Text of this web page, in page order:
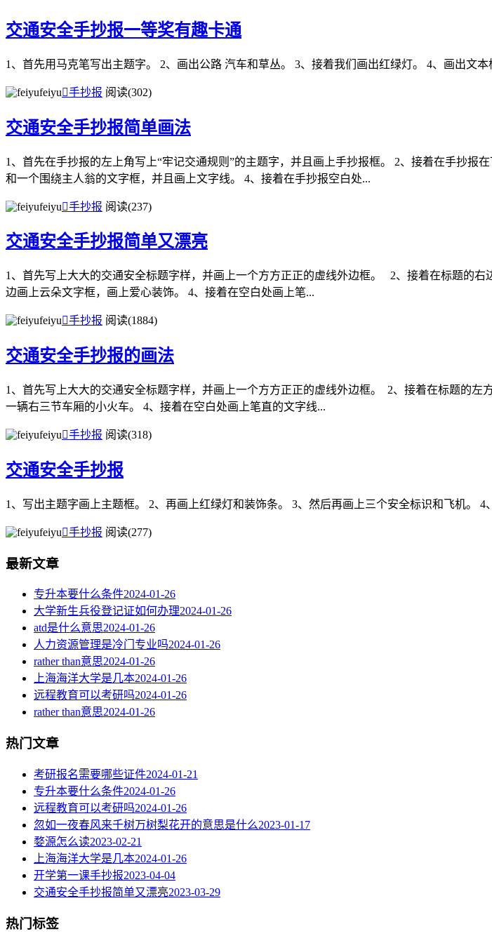
交通安全手抄报一等奖有趣卡通
1、首先用马克笔写出主题字。 2、画出公路 汽车和草丛。 3、接着我们画出红绿灯。 4、画出文
feiyu手抄报 阅读(302)
交通安全手抄报简单画法
1、首先在手抄报的左上角写上“牢记交通规则”的主题字，并且画上手抄报框。 2、接着在手抄
和一个围绕主人翁的文字框，并且画上文字线。 4、接着在手抄报空白处...
feiyu手抄报 阅读(237)
交通安全手抄报简单又漂亮
1、首先写上大大的交通安全标题字样，并画上一个方方正正的虚线外边框。 2、接着在标题的
边画上云朵文字框，画上爱心装饰。 4、接着在空白处画上笔...
feiyu手抄报 阅读(1884)
​交通安全手抄报的画法
1、首先写上大大的交通安全标题字样，并画上一个方方正正的虚线外边框。 2、接着在标题的
一辆右三节车厢的小火车。 4、接着在空白处画上笔直的文字线...
feiyu手抄报 阅读(318)
交通安全手抄报
1、写出主题字画上主题框。 2、再画上红绿灯和装饰条。 3、然后再画上三个安全标识和飞机。 4
feiyu手抄报 阅读(277)
最新文章
专升本要什么条件2024-01-26
大学新生兵役登记证如何办理2024-01-26
atd是什么意思2024-01-26
人力资源管理是冷门专业吗2024-01-26
rather than意思2024-01-26
上海海洋大学是几本2024-01-26
远程教育可以考研吗2024-01-26
rather than意思2024-01-26
热门文章
考研报名需要哪些证件2024-01-21
专升本要什么条件2024-01-26
远程教育可以考研吗2024-01-26
忽如一夜春风来千树万树梨花开的意思是什么2023-01-17
婺源怎么读2023-02-21
上海海洋大学是几本2024-01-26
开学第一课手抄报2023-04-04
交通安全手抄报简单又漂亮2023-03-29
热门标签